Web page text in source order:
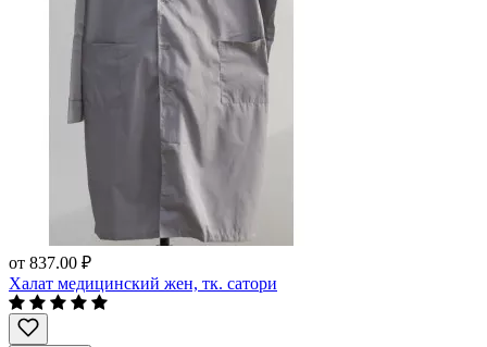
от 837.00 ₽
Халат медицинский жен, тк. сатори